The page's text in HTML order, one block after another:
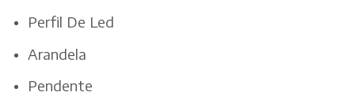
Perfil De Led
Arandela
Pendente